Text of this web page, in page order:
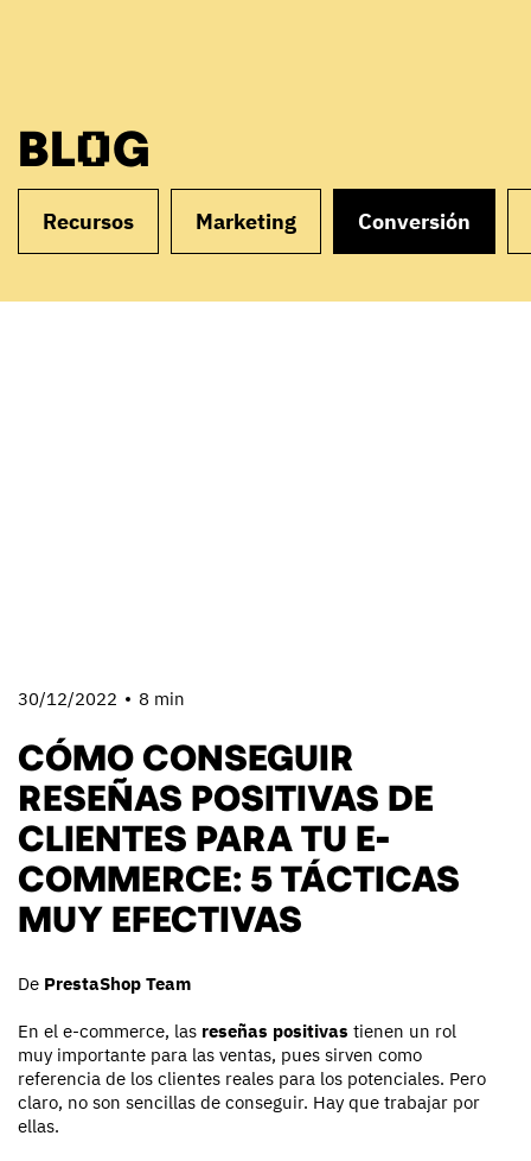
BLOG
Recursos Marketing Conversión
30/12/2022 8 min
CÓMO CONSEGUIR
RESEÑAS POSITIVAS DE
CLIENTES PARA TU E-
COMMERCE: 5 TÁCTICAS
MUY EFECTIVAS
De PrestaShop Team
En el e-commerce, las reseñas positivas tienen un rol
muy importante para las ventas, pues sirven como
referencia de los clientes reales para los potenciales. Pero
claro, no son sencillas de conseguir. Hay que trabajar por
ellas.